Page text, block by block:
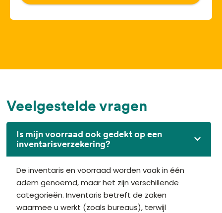
Veelgestelde vragen
Is mijn voorraad ook gedekt op een
inventarisverzekering?
De inventaris en voorraad worden vaak in één
adem genoemd, maar het zijn verschillende
categorieën. Inventaris betreft de zaken
waarmee u werkt (zoals bureaus), terwijl